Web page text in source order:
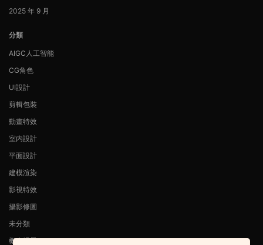
2025 年 9 月
分類
AIGC人工智能
CG角色
UI設計
剪輯包裝
動畫特效
室内設計
平面設計
建模渲染
影視特效
攝影修圖
未分類
概念場景